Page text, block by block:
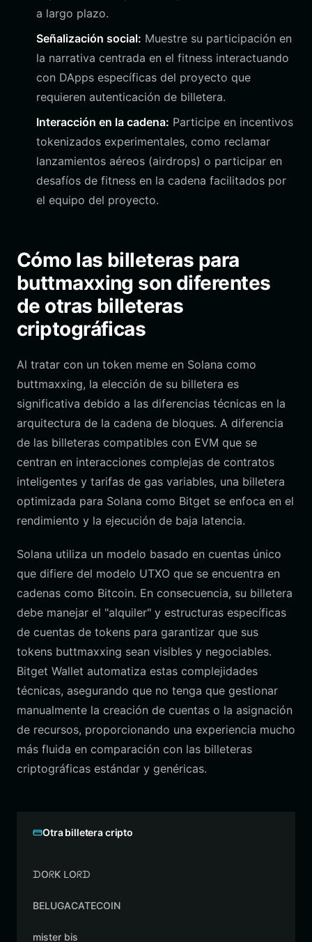
a largo plazo.
Señalización social: Muestre su participación en
la narrativa centrada en el fitness interactuando
con DApps específicas del proyecto que
requieren autenticación de billetera.
Interacción en la cadena: Participe en incentivos
tokenizados experimentales, como reclamar
lanzamientos aéreos (airdrops) o participar en
desafíos de fitness en la cadena facilitados por
el equipo del proyecto.
Cómo las billeteras para
buttmaxxing son diferentes
de otras billeteras
criptográficas
Al tratar con un token meme en Solana como
buttmaxxing, la elección de su billetera es
significativa debido a las diferencias técnicas en la
arquitectura de la cadena de bloques. A diferencia
de las billeteras compatibles con EVM que se
centran en interacciones complejas de contratos
inteligentes y tarifas de gas variables, una billetera
optimizada para Solana como Bitget se enfoca en el
rendimiento y la ejecución de baja latencia.
Solana utiliza un modelo basado en cuentas único
que difiere del modelo UTXO que se encuentra en
cadenas como Bitcoin. En consecuencia, su billetera
debe manejar el "alquiler" y estructuras específicas
de cuentas de tokens para garantizar que sus
tokens buttmaxxing sean visibles y negociables.
Bitget Wallet automatiza estas complejidades
técnicas, asegurando que no tenga que gestionar
manualmente la creación de cuentas o la asignación
de recursos, proporcionando una experiencia mucho
más fluida en comparación con las billeteras
criptográficas estándar y genéricas.
Otra billetera cripto
ᗪOᖇK ᒪOᖇᗪ
BELUGACATECOIN
mister bis